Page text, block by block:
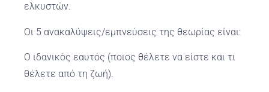
ελκυστών.
Οι 5 ανακαλύψεις/εμπνεύσεις της θεωρίας είναι:
Ο ιδανικός εαυτός (ποιος θέλετε να είστε και τι
θέλετε από τη ζωή).